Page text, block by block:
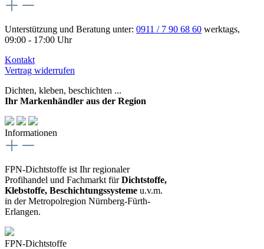
Unterstützung und Beratung unter: 0911 / 7 90 68 60 werktags,
09:00 - 17:00 Uhr
Kontakt
Vertrag widerrufen
Dichten, kleben, beschichten ...
Ihr Markenhändler aus der Region
Informationen
FPN-Dichtstoffe ist Ihr regionaler
Profihandel und Fachmarkt fürDichtstoffe,
Klebstoffe, Beschichtungssysteme u.v.m.
in der Metropolregion Nürnberg-Fürth-
Erlangen.
FPN-Dichtstoffe